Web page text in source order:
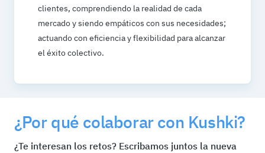
clientes, comprendiendo la realidad de cada
mercado y siendo empáticos con sus necesidades;
actuando con eficiencia y flexibilidad para alcanzar
el éxito colectivo.
¿Por qué colaborar con Kushki?
¿Te interesan los retos? Escribamos juntos la nueva